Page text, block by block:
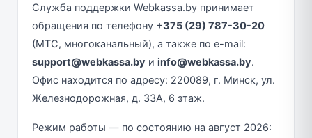
Служба поддержки Webkassa.by принимает
обращения по телефону +375 (29) 787-30-20
(МТС, многоканальный), а также по e-mail:
support@webkassa.by и info@webkassa.by.
Офис находится по адресу: 220089, г. Минск, ул.
Железнодорожная, д. 33А, 6 этаж.
Режим работы — по состоянию на август 2026: